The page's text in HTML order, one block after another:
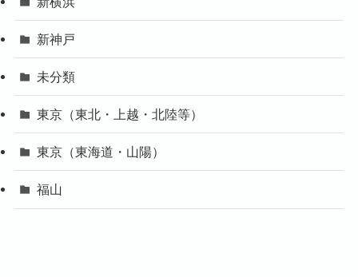
新神戸
未分類
東京（東北・上越・北陸等）
東京（東海道・山陽）
福山